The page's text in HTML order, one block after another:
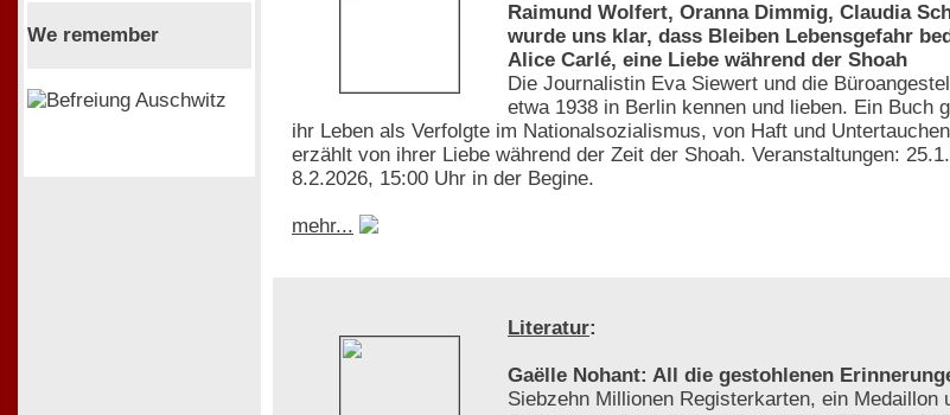
We remember
Raimund Wolfert, Oranna Dimmig, Claudia
wurde uns klar, dass Bleiben Lebensgefahr
Alice Carlé, eine Liebe während der Shoah
Die Journalistin Eva Siewert und die
etwa 1938 in Berlin kennen und lieben. Ein Buch
ihr Leben als Verfolgte im Nationalsozialismus, von Haft und
erzählt von ihrer Liebe während der Zeit der Shoah. Veranstaltungen:
8.2.2026, 15:00 Uhr in der Begine.
mehr...
Literatur:
Gaëlle Nohant: All die gestohlenen
Siebzehn Millionen Registerkarten, ein Medaillon